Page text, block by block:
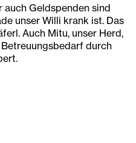
auch Geldspenden sind
unser Willi krank ist. Das
Auch Mitu, unser Herd,
durch